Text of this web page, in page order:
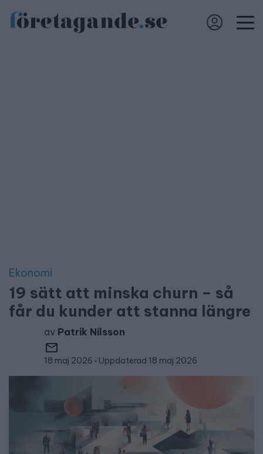
Ekonomi
19 sätt att minska churn – så
får du kunder att stanna längre
av Patrik Nilsson
18 maj 2026 Uppdaterad 18 maj 2026